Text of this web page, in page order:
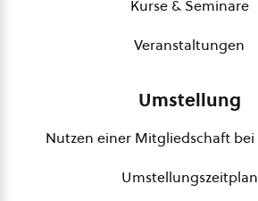
Kurse & Seminare
Veranstaltungen
Umstellung
Nutzen einer Mitgliedschaft bei
Umstellungszeitplan